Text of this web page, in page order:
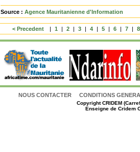
Source : Agence Mauritanienne d'Information
< Precedent | 1 | 2 | 3 | 4 | 5 | 6 | 7 | 8
NOUS CONTACTER CONDITIONS
CopyrightCRIDEM
Enseigne de Cridem